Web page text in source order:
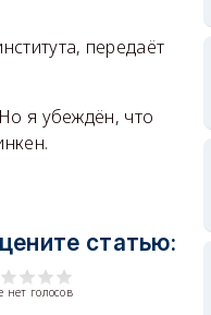
передаёт
я убеждён, что
статью:
нет голосов